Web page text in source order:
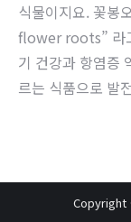
식물이지요. 꽃봉
flower roots” 라
기 건강과 항염증
르는 식품으로 발
Copyright